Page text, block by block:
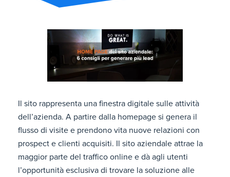
Il sito rappresenta una finestra digitale sulle attività
dell’azienda. A partire dalla homepage si genera il
flusso di visite e prendono vita nuove relazioni con
prospect e clienti acquisiti. Il sito aziendale attrae la
maggior parte del traffico online e dà agli utenti
l’opportunità esclusiva di trovare la soluzione alle